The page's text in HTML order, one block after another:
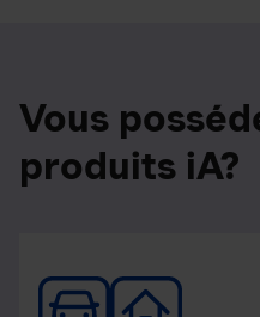
Vous
produits iA?